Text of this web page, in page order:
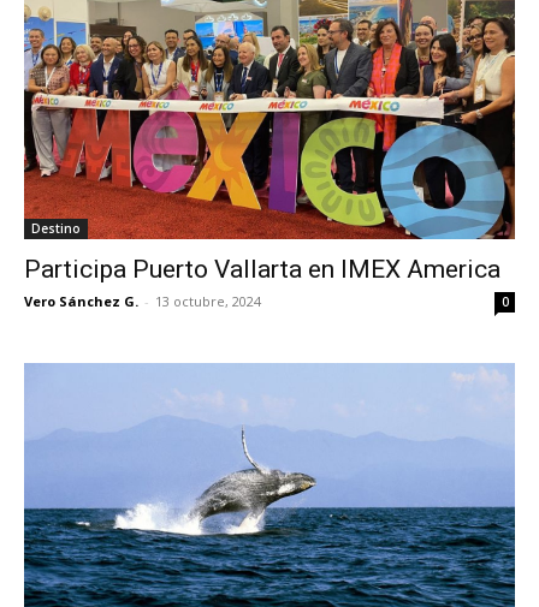
Destino
Participa Puerto Vallarta en IMEX America
Vero Sánchez G. - 13 octubre, 2024 0